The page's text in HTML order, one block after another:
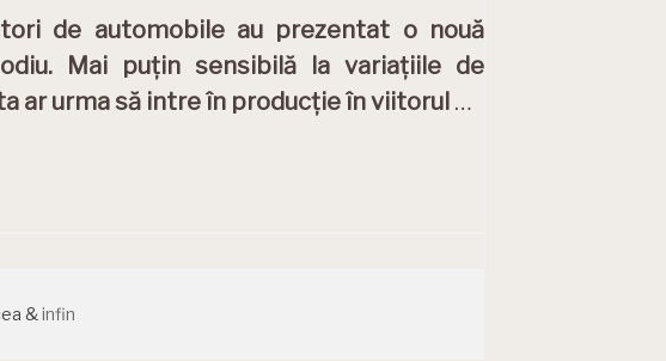
de automobile au prezentat o nouă
Mai puțin sensibilă la variațiile de
ar urma să intre în producție în viitorul …
&infin